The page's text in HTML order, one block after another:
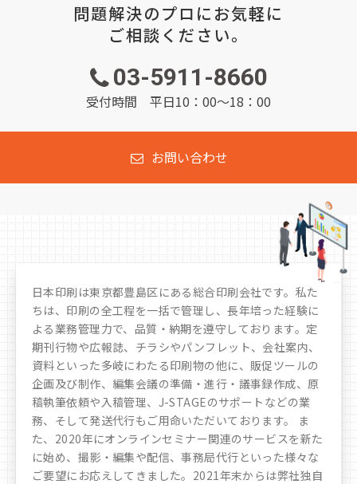
問題解決のプロにお気軽に
ご相談ください。
03-5911-8660
受付時間 平日10：00～18：00
お問い合わせ
日本印刷は東京都豊島区にある総合印刷会社です。私た
ちは、印刷の全工程を一括で管理し、長年培った経験に
よる業務管理力で、品質・納期を遵守しております。定
期刊行物や広報誌、チラシやパンフレット、会社案内、
資料といった多岐にわたる印刷物の他に、販促ツールの
企画及び制作、編集会議の準備・進行・議事録作成、原
稿執筆依頼や入稿管理、J-STAGEのサポートなどの業
務、そして発送代行もご用命いただいております。 ま
た、2020年にオンラインセミナー関連のサービスを新た
に始め、撮影・編集や配信、事務局代行といった様々な
ご要望にお応えしてきました。 2021年末からは弊社独自